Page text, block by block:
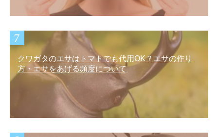
クワガタのエサはトマトでも代用OK？エサの作り
方・エサをあげる頻度について